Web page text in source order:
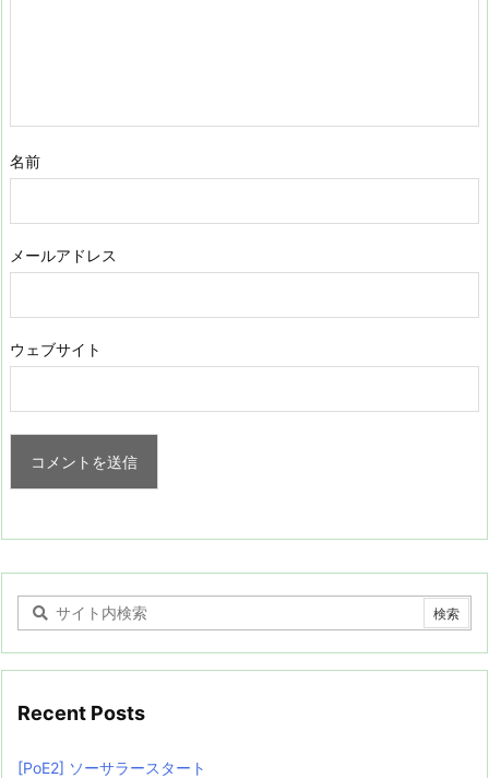
名前
メールアドレス
ウェブサイト
Recent Posts
[PoE2] ソーサラースタート